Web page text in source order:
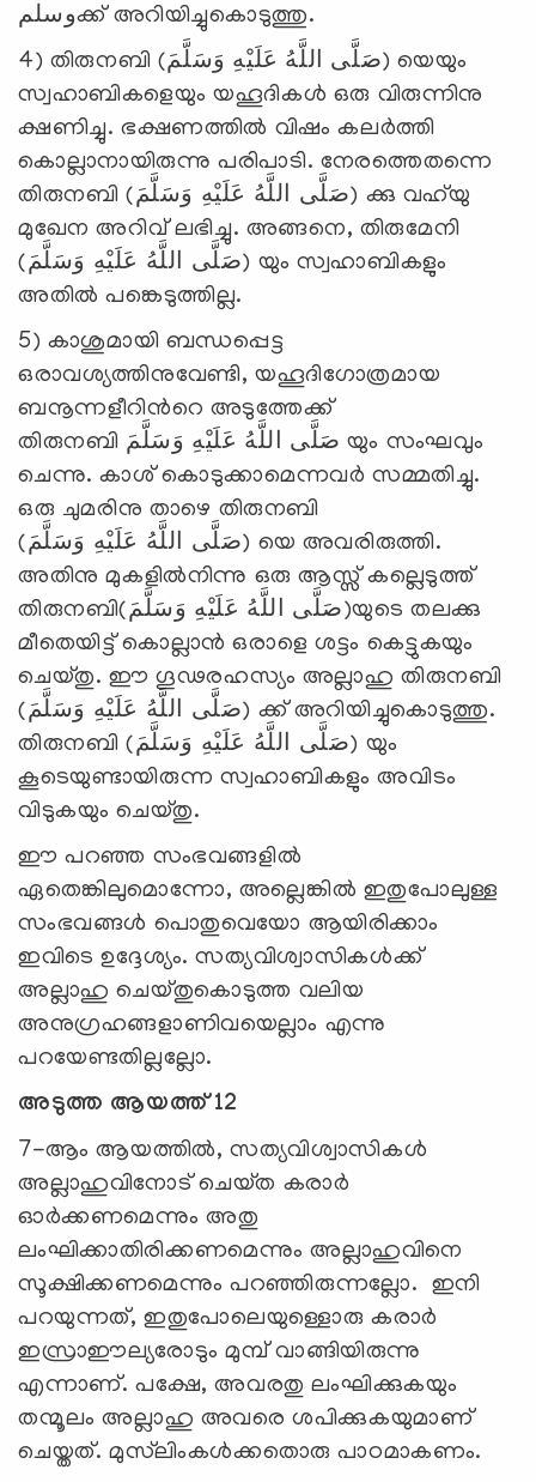
وسلمക്ക് അറിയിച്ചുകൊടുത്തു.
4) തിരുനബി (صَلَّى اللَّهُ عَلَيْهِ وَسَلَّمَ) യെയും
സ്വഹാബികളെയും യഹൂദികള്‍ ഒരു വിരുന്നിനു
ക്ഷണിച്ചു. ഭക്ഷണത്തില്‍ വിഷം കലര്‍ത്തി
കൊല്ലാനായിരുന്നു പരിപാടി. നേരത്തെതന്നെ
തിരുനബി (صَلَّى اللَّهُ عَلَيْهِ وَسَلَّمَ) ക്കു വഹ്‌യു
മുഖേന അറിവ് ലഭിച്ചു. അങ്ങനെ, തിരുമേനി
(صَلَّى اللَّهُ عَلَيْهِ وَسَلَّمَ) യും സ്വഹാബികളും
അതില്‍ പങ്കെടുത്തില്ല.
5) കാശുമായി ബന്ധപ്പെട്ട
ഒരാവശ്യത്തിനുവേണ്ടി, യഹൂദിഗോത്രമായ
ബനൂന്നളീറിന്‍റെ അടുത്തേക്ക്
തിരുനബി صَلَّى اللَّهُ عَلَيْهِ وَسَلَّمَ യും സംഘവും
ചെന്നു. കാശ് കൊടുക്കാമെന്നവര്‍ സമ്മതിച്ചു.
ഒരു ചുമരിനു താഴെ തിരുനബി
(صَلَّى اللَّهُ عَلَيْهِ وَسَلَّمَ) യെ അവരിരുത്തി.
അതിനു മുകളില്‍നിന്നു ഒരു ആസ്സ് കല്ലെടുത്ത്
തിരുനബി(صَلَّى اللَّهُ عَلَيْهِ وَسَلَّمَ)യുടെ തലക്കു
മീതെയിട്ട് കൊല്ലാന്‍ ഒരാളെ ശട്ടം കെട്ടുകയും
ചെയ്തു. ഈ ഗൂഢരഹസ്യം അല്ലാഹു തിരുനബി
(صَلَّى اللَّهُ عَلَيْهِ وَسَلَّمَ) ക്ക് അറിയിച്ചുകൊടുത്തു.
തിരുനബി (صَلَّى اللَّهُ عَلَيْهِ وَسَلَّمَ) യും
കൂടെയുണ്ടായിരുന്ന സ്വഹാബികളും അവിടം
വിടുകയും ചെയ്തു.
ഈ പറഞ്ഞ സംഭവങ്ങളില്‍
ഏതെങ്കിലുമൊന്നോ, അല്ലെങ്കില്‍ ഇതുപോലുള്ള
സംഭവങ്ങള്‍ പൊതുവെയോ ആയിരിക്കാം
ഇവിടെ ഉദ്ദേശ്യം. സത്യവിശ്വാസികള്‍ക്ക്
അല്ലാഹു ചെയ്തുകൊടുത്ത വലിയ
അനുഗ്രഹങ്ങളാണിവയെല്ലാം എന്നു
പറയേണ്ടതില്ലല്ലോ.
അടുത്ത ആയത്ത് 12
7-ആം ആയത്തില്‍, സത്യവിശ്വാസികള്‍
അല്ലാഹുവിനോട്‌ ചെയ്‌ത കരാര്‍
ഓര്‍ക്കണമെന്നും അതു
ലംഘിക്കാതിരിക്കണമെന്നും അല്ലാഹുവിനെ
സൂക്ഷിക്കണമെന്നും പറഞ്ഞിരുന്നല്ലോ. ഇനി
പറയുന്നത്, ഇതുപോലെയുള്ളൊരു കരാര്‍
ഇസ്രാഈല്യരോടും മുമ്പ്‌ വാങ്ങിയിരുന്നു
എന്നാണ്. പക്ഷേ, അവരതു ലംഘിക്കുകയും
തന്മൂലം അല്ലാഹു അവരെ ശപിക്കുകയുമാണ്
ചെയ്തത്. മുസ്‌ലിംകള്‍ക്കതൊരു പാഠമാകണം.